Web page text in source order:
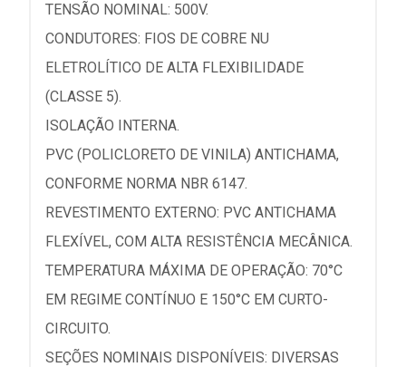
TENSÃO NOMINAL: 500V.
CONDUTORES: FIOS DE COBRE NU
ELETROLÍTICO DE ALTA FLEXIBILIDADE
(CLASSE 5).
ISOLAÇÃO INTERNA.
PVC (POLICLORETO DE VINILA) ANTICHAMA,
CONFORME NORMA NBR 6147.
REVESTIMENTO EXTERNO: PVC ANTICHAMA
FLEXÍVEL, COM ALTA RESISTÊNCIA MECÂNICA.
TEMPERATURA MÁXIMA DE OPERAÇÃO: 70°C
EM REGIME CONTÍNUO E 150°C EM CURTO-
CIRCUITO.
SEÇÕES NOMINAIS DISPONÍVEIS: DIVERSAS